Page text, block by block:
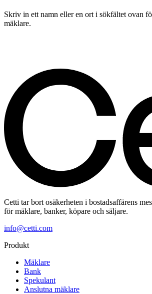
Skriv in ett namn eller en ort i sökfältet ovan
mäklare.
Cetti tar bort osäkerheten i bostadsaffärens
för mäklare, banker, köpare och säljare.
info@cetti.com
Produkt
Mäklare
Bank
Spekulant
Anslutna mäklare